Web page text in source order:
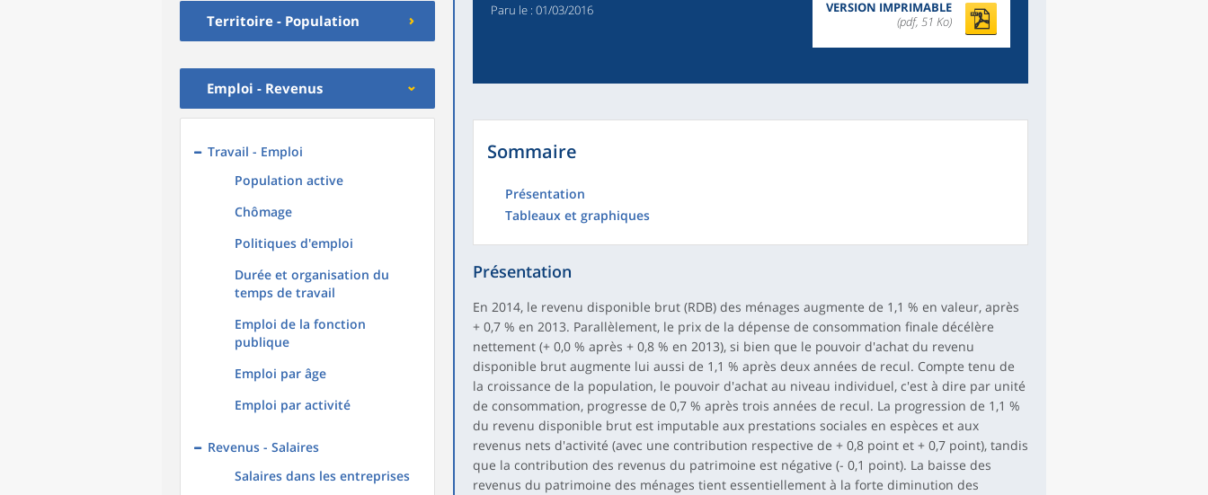
Territoire - Population
Emploi - Revenus
Travail - Emploi
Population active
Chômage
Politiques d'emploi
Durée et organisation du
temps de travail
Emploi de la fonction
publique
Emploi par âge
Emploi par activité
Revenus - Salaires
Salaires dans les entreprises
Paru le : 01/03/2016
VERSION IMPRIMABLE
(pdf, 51 Ko)
Sommaire
Présentation
Tableaux et graphiques
Présentation
En 2014, le revenu disponible brut (RDB) des ménages augmente de 1,1 % en valeur, après
+ 0,7 % en 2013. Parallèlement, le prix de la dépense de consommation finale décélère
nettement (+ 0,0 % après + 0,8 % en 2013), si bien que le pouvoir d'achat du revenu
disponible brut augmente lui aussi de 1,1 % après deux années de recul. Compte tenu de
la croissance de la population, le pouvoir d'achat au niveau individuel, c'est à dire par unité
de consommation, progresse de 0,7 % après trois années de recul. La progression de 1,1 %
du revenu disponible brut est imputable aux prestations sociales en espèces et aux
revenus nets d'activité (avec une contribution respective de + 0,8 point et + 0,7 point), tandis
que la contribution des revenus du patrimoine est négative (- 0,1 point). La baisse des
revenus du patrimoine des ménages tient essentiellement à la forte diminution des